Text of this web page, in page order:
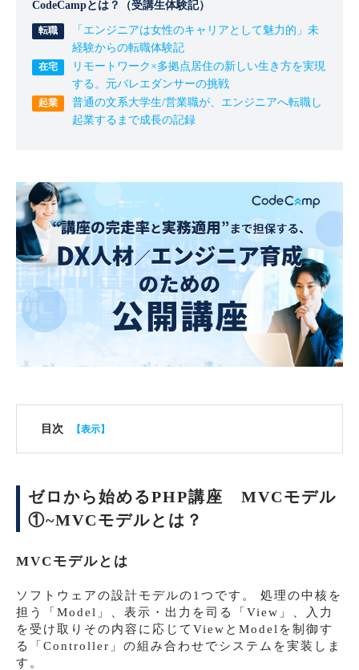
CodeCampとは？（受講生体験記）
「エンジニアは女性のキャリアとして魅力的」未
経験からの転職体験記
リモートワーク×多拠点居住の新しい生き方を実現
する。元バレエダンサーの挑戦
普通の文系大学生/営業職が、エンジニアへ転職し
起業するまで成長の記録
目次
ゼロから始めるPHP講座 MVCモデル
①~MVCモデルとは？
MVCモデルとは
ソフトウェアの設計モデルの1つです。 処理の中核を
担う「Model」、表示・出力を司る「View」、入力
を受け取りその内容に応じてViewとModelを制御す
る「Controller」の組み合わせでシステムを実装しま
す。